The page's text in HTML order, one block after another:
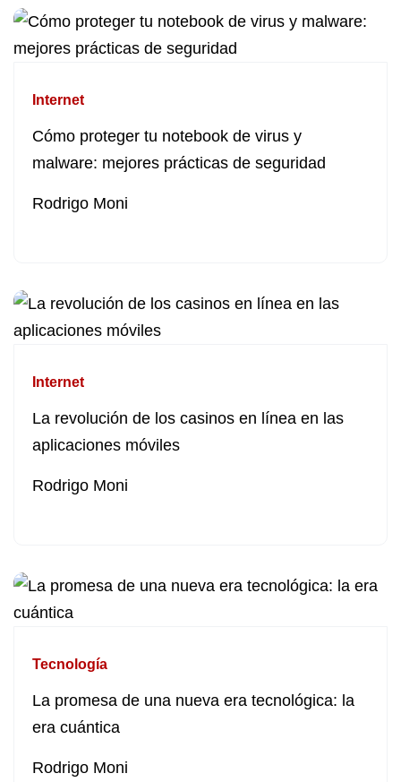
Internet
Cómo proteger tu notebook de virus y
malware: mejores prácticas de seguridad
Rodrigo Moni
Internet
La revolución de los casinos en línea en las
aplicaciones móviles
Rodrigo Moni
Tecnología
La promesa de una nueva era tecnológica: la
era cuántica
Rodrigo Moni